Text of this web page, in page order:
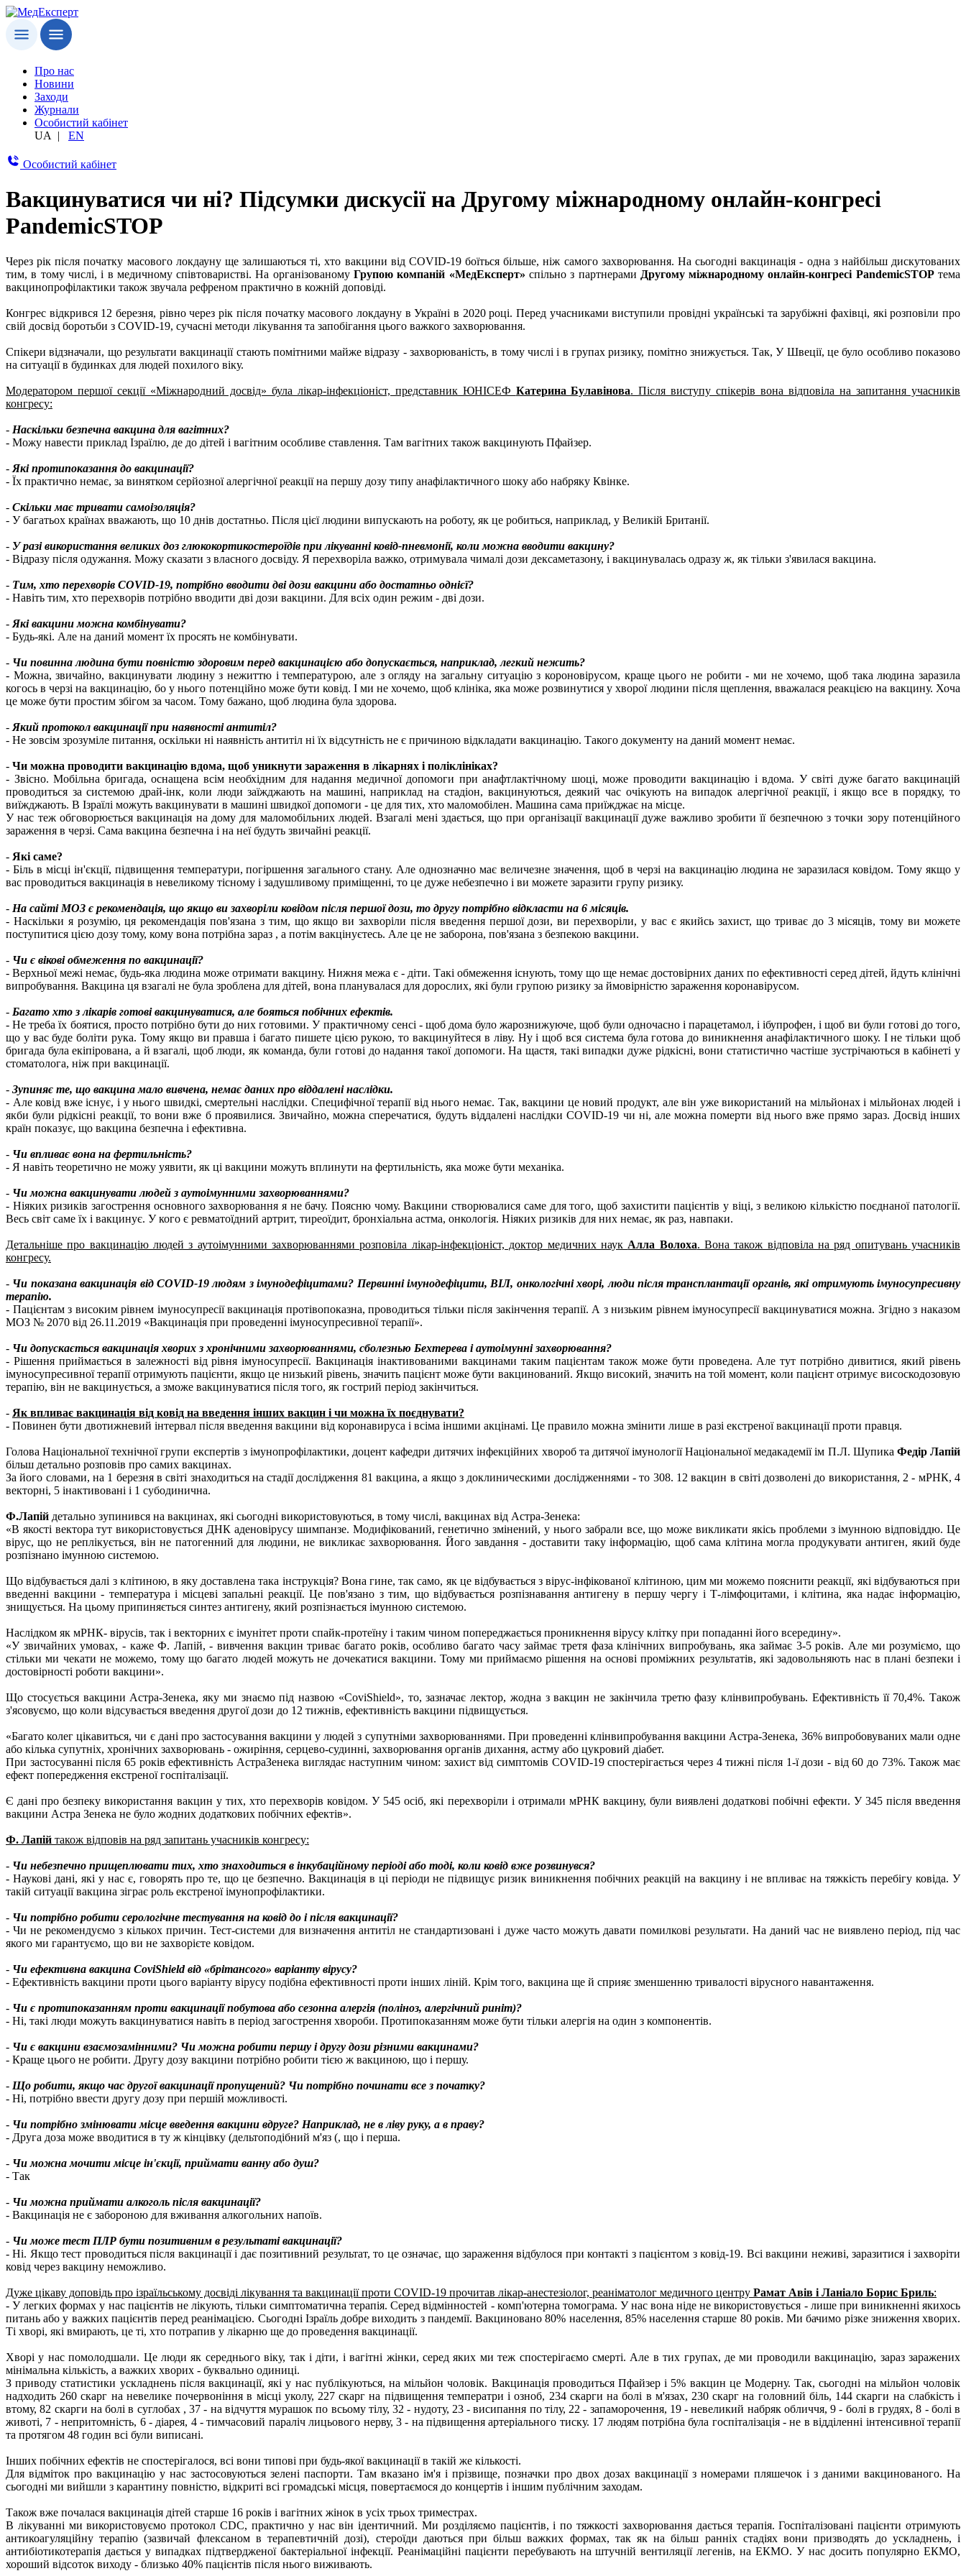
Про нас
Новини
Заходи
Журнали
Особистий кабінет
UA
| EN
Особистий кабінет
Вакцинуватися чи ні? Підсумки дискусії на Другому міжнародному онлайн-конгресі
PandemicSTOP
Через рік після початку масового локдауну ще залишаються ті, хто вакцини від COVID-19 боїться більше, ніж самого захворювання. На сьогодні вакцинація - одна з найбільш дискутованих
тим, в тому числі, і в медичному співтоваристві. На організованому Групою компаній «МедЕксперт» спільно з партнерами Другому міжнародному онлайн-конгресі PandemicSTOPтема
вакцинопрофілактики також звучала рефреном практично в кожній доповіді.
Конгрес відкрився 12 березня, рівно через рік після початку масового локдауну в Україні в 2020 році. Перед учасниками виступили провідні українські та зарубіжні фахівці, які розповіли про
свій досвід боротьби з COVID-19, сучасні методи лікування та запобігання цього важкого захворювання.
Спікери відзначали, що результати вакцинації стають помітними майже відразу - захворюваність, в тому числі і в групах ризику, помітно знижується. Так, У Швеції, це було особливо показово
на ситуації в будинках для людей похилого віку.
Модератором першої секції «Міжнародний досвід» була лікар-інфекціоніст, представник ЮНІСЕФ Катерина Булавінова. Після виступу спікерів вона відповіла на запитання учасників
конгресу:
- Наскільки безпечна вакцина для вагітних?
- Можу навести приклад Ізраїлю, де до дітей і вагітним особливе ставлення. Там вагітних також вакцинують Пфайзер.
- Які протипоказання до вакцинації?
- Їх практично немає, за винятком серйозної алергічної реакції на першу дозу типу анафілактичного шоку або набряку Квінке.
- Скільки має тривати самоізоляція?
- У багатьох країнах вважають, що 10 днів достатньо. Після цієї людини випускають на роботу, як це робиться, наприклад, у Великій Британії.
- У разі використання великих доз глюкокортикостероїдів при лікуванні ковід-пневмонії, коли можна вводити вакцину?
- Відразу після одужання. Можу сказати з власного досвіду. Я перехворіла важко, отримувала чималі дози дексаметазону, і вакцинувалась одразу ж, як тільки з'явилася вакцина.
- Тим, хто перехворів COVID-19, потрібно вводити дві дози вакцини або достатньо однієї?
- Навіть тим, хто перехворів потрібно вводити дві дози вакцини. Для всіх один режим - дві дози.
- Які вакцини можна комбінувати?
- Будь-які. Але на даний момент їх просять не комбінувати.
- Чи повинна людина бути повністю здоровим перед вакцинацією або допускається, наприклад, легкий нежить?
- Можна, звичайно, вакцинувати людину з нежиттю і температурою, але з огляду на загальну ситуацію з короновірусом, краще цього не робити - ми не хочемо, щоб така людина заразила
когось в черзі на вакцинацію, бо у нього потенційно може бути ковід. І ми не хочемо, щоб клініка, яка може розвинутися у хворої людини після щеплення, вважалася реакцією на вакцину. Хоча
це може бути простим збігом за часом. Тому бажано, щоб людина була здорова.
- Який протокол вакцинації при наявності антитіл?
- Не зовсім зрозуміле питання, оскільки ні наявність антитіл ні їх відсутність не є причиною відкладати вакцинацію. Такого документу на даний момент немає.
- Чи можна проводити вакцинацію вдома, щоб уникнути зараження в лікарнях і поліклініках?
- Звісно. Мобільна бригада, оснащена всім необхідним для надання медичної допомоги при анафтлактічному шоці, може проводити вакцинацію і вдома. У світі дуже багато вакцинацій
проводиться за системою драй-інк, коли люди заїжджають на машині, наприклад на стадіон, вакцинуються, деякий час очікують на випадок алергічної реакції, і якщо все в порядку, то
виїжджають. В Ізраїлі можуть вакцинувати в машині швидкої допомоги - це для тих, хто маломобілен. Машина сама приїжджає на місце.
У нас теж обговорюється вакцинація на дому для маломобільних людей. Взагалі мені здається, що при організації вакцинації дуже важливо зробити її безпечною з точки зору потенційного
зараження в черзі. Сама вакцина безпечна і на неї будуть звичайні реакції.
- Які саме?
- Біль в місці ін'єкції, підвищення температури, погіршення загального стану. Але однозначно має величезне значення, щоб в черзі на вакцинацію людина не заразилася ковідом. Тому якщо у
вас проводиться вакцинація в невеликому тісному і задушливому приміщенні, то це дуже небезпечно і ви можете заразити групу ризику.
- На сайті МОЗ є рекомендація, що якщо ви захворіли ковідом після першої дози, то другу потрібно відкласти на 6 місяців.
- Наскільки я розумію, ця рекомендація пов'язана з тим, що якщо ви захворіли після введення першої дози, ви перехворіли, у вас є якийсь захист, що триває до 3 місяців, тому ви можете
поступитися цією дозу тому, кому вона потрібна зараз , а потім вакцінуєтесь. Але це не заборона, пов'язана з безпекою вакцини.
- Чи є вікові обмеження по вакцинації?
- Верхньої межі немає, будь-яка людина може отримати вакцину. Нижня межа є - діти. Такі обмеження існують, тому що ще немає достовірних даних по ефективності серед дітей, йдуть клінічні
випробування. Вакцина ця взагалі не була зроблена для дітей, вона планувалася для дорослих, які були групою ризику за ймовірністю зараження коронавірусом.
- Багато хто з лікарів готові вакцинуватися, але бояться побічних ефектів.
- Не треба їх боятися, просто потрібно бути до них готовими. У практичному сенсі - щоб дома було жарознижуюче, щоб були одночасно і парацетамол, і ібупрофен, і щоб ви були готові до того,
що у вас буде боліти рука. Тому якщо ви правша і багато пишете цією рукою, то вакцинуйтеся в ліву. Ну і щоб вся система була готова до виникнення анафілактичного шоку. І не тільки щоб
бригада була екіпірована, а й взагалі, щоб люди, як команда, були готові до надання такої допомоги. На щастя, такі випадки дуже рідкісні, вони статистично частіше зустрічаються в кабінеті у
стоматолога, ніж при вакцинації.
- Зупиняє те, що вакцина мало вивчена, немає даних про віддалені наслідки.
- Але ковід вже існує, і у нього швидкі, смертельні наслідки. Специфічної терапії від нього немає. Так, вакцини це новий продукт, але він уже використаний на мільйонах і мільйонах людей і
якби були рідкісні реакції, то вони вже б проявилися. Звичайно, можна сперечатися, будуть віддалені наслідки COVID-19 чи ні, але можна померти від нього вже прямо зараз. Досвід інших
країн показує, що вакцина безпечна і ефективна.
- Чи впливає вона на фертильність?
- Я навіть теоретично не можу уявити, як ці вакцини можуть вплинути на фертильність, яка може бути механіка.
- Чи можна вакцинувати людей з аутоімунними захворюваннями?
- Ніяких ризиків загострення основного захворювання я не бачу. Поясню чому. Вакцини створювалися саме для того, щоб захистити пацієнтів у віці, з великою кількістю поєднаної патології.
Весь світ саме їх і вакцинує. У кого є ревматоїдний артрит, тиреоїдит, бронхіальна астма, онкологія. Ніяких ризиків для них немає, як раз, навпаки.
Детальніше про вакцинацію людей з аутоімунними захворюваннями розповіла лікар-інфекціоніст, доктор медичних наук Алла Волоха. Вона також відповіла на ряд опитувань учасників
конгресу.
- Чи показана вакцинація від COVID-19 людям з імунодефіцитами? Первинні імунодефіцити, ВІЛ, онкологічні хворі, люди після трансплантації органів, які отримують імуносупресивну
терапію.
- Пацієнтам з високим рівнем імуносупресії вакцинація протівопоказна, проводиться тільки після закінчення терапії. А з низьким рівнем імуносупресії вакцинуватися можна. Згідно з наказом
МОЗ № 2070 від 26.11.2019 «Вакцинація при проведенні імуносупресивної терапії».
- Чи допускається вакцинація хворих з хронічними захворюваннями, сболезнью Бехтерева і аутоімунні захворювання?
- Рішення приймається в залежності від рівня імуносупресії. Вакцинація інактивованими вакцинами таким пацієнтам також може бути проведена. Але тут потрібно дивитися, який рівень
імуносупресивної терапії отримують пацієнти, якщо це низький рівень, значить пацієнт може бути вакцинований. Якщо високий, значить на той момент, коли пацієнт отримує висоскодозовую
терапію, він не вакцинується, а зможе вакцинуватися після того, як гострий період закінчиться.
- Як впливає вакцинація від ковід на введення інших вакцин і чи можна їх поєднувати?
- Повинен бути двотижневий інтервал після введення вакцини від коронавируса і всіма іншими акцінамі. Це правило можна змінити лише в разі екстреної вакцинації проти правця.
Голова Національної технічної групи експертів з імунопрофілактики, доцент кафедри дитячих інфекційних хвороб та дитячої імунології Національної медакадемії ім П.Л. Шупика Федір Лапій
більш детально розповів про самих вакцинах.
За його словами, на 1 березня в світі знаходиться на стадії дослідження 81 вакцина, а якщо з доклиническими дослідженнями - то 308. 12 вакцин в світі дозволені до використання, 2 - мРНК, 4
векторні, 5 інактивовані і 1 субодинична.
Ф.Лапій детально зупинився на вакцинах, які сьогодні використовуються, в тому числі, вакцинах від Астра-Зенека:
«В якості вектора тут використовується ДНК аденовірусу шимпанзе. Модифікований, генетично змінений, у нього забрали все, що може викликати якісь проблеми з імунною відповіддю. Це
вірус, що не реплікується, він не патогенний для людини, не викликає захворювання. Його завдання - доставити таку інформацію, щоб сама клітина могла продукувати антиген, який буде
розпізнано імунною системою.
Що відбувається далі з клітиною, в яку доставлена ​​така інструкція? Вона гине, так само, як це відбувається з вірус-інфікованої клітиною, цим ми можемо пояснити реакції, які відбуваються при
введенні вакцини - температура і місцеві запальні реакції. Це пов'язано з тим, що відбувається розпізнавання антигену в першу чергу і Т-лімфоцитами, і клітина, яка надає інформацію,
знищується. На цьому припиняється синтез антигену, який розпізнається імунною системою.
Наслідком як мРНК- вірусів, так і векторних є імунітет проти спайк-протеїну і таким чином попереджається проникнення вірусу клітку при попаданні його всередину».
«У звичайних умовах, - каже Ф. Лапій, - вивчення вакцин триває багато років, особливо багато часу займає третя фаза клінічних випробувань, яка займає 3-5 років. Але ми розуміємо, що
стільки ми чекати не можемо, тому що багато людей можуть не дочекатися вакцини. Тому ми приймаємо рішення на основі проміжних результатів, які задовольняють нас в плані безпеки і
достовірності роботи вакцини».
Що стосується вакцини Астра-Зенека, яку ми знаємо під назвою «CoviShield», то, зазначає лектор, жодна з вакцин не закінчила третю фазу клінвипробувань. Ефективність її 70,4%. Також
з'ясовуємо, що коли відсувається введення другої дози до 12 тижнів, ефективність вакцини підвищується.
«Багато колег цікавиться, чи є дані про застосування вакцини у людей з супутніми захворюваннями. При проведенні клінвипробування вакцини Астра-Зенека, 36% випробовуваних мали одне
або кілька супутніх, хронічних захворювань - ожиріння, серцево-судинні, захворювання органів дихання, астму або цукровий діабет.
При застосуванні після 65 років ефективність АстраЗенека виглядає наступним чином: захист від симптомів COVID-19 спостерігається через 4 тижні після 1-ї дози - від 60 до 73%. Також має
ефект попередження екстреної госпіталізації.
Є дані про безпеку використання вакцин у тих, хто перехворів ковідом. У 545 осіб, які перехворіли і отримали мРНК вакцину, були виявлені додаткові побічні ефекти. У 345 після введення
вакцини Астра Зенека не було жодних додаткових побічних ефектів».
Ф. Лапій також відповів на ряд запитань учасників конгресу:
- Чи небезпечно прищеплювати тих, хто знаходиться в інкубаційному періоді або тоді, коли ковід вже розвинувся?
- Наукові дані, які у нас є, говорять про те, що це безпечно. Вакцинація в ці періоди не підвищує ризик виникнення побічних реакцій на вакцину і не впливає на тяжкість перебігу ковіда. У
такій ситуації вакцина зіграє роль екстреної імунопрофілактики.
- Чи потрібно робити серологічне тестування на ковід до і після вакцинації?
- Чи не рекомендуємо з кількох причин. Тест-системи для визначення антитіл не стандартизовані і дуже часто можуть давати помилкові результати. На даний час не виявлено період, під час
якого ми гарантуємо, що ви не захворієте ковідом.
- Чи ефективна вакцина CoviShield від «брітансого» варіанту вірусу?
- Ефективність вакцини проти цього варіанту вірусу подібна ефективності проти інших ліній. Крім того, вакцина ще й сприяє зменшенню тривалості вірусного навантаження.
- Чи є протипоказанням проти вакцинації побутова або сезонна алергія (поліноз, алергічний риніт)?
- Ні, такі люди можуть вакцинуватися навіть в період загострення хвороби. Протипоказанням може бути тільки алергія на один з компонентів.
- Чи є вакцини взаємозамінними? Чи можна робити першу і другу дози різними вакцинами?
- Краще цього не робити. Другу дозу вакцини потрібно робити тією ж вакциною, що і першу.
- Що робити, якщо час другої вакцинації пропущений? Чи потрібно починати все з початку?
- Ні, потрібно ввести другу дозу при першій можливості.
- Чи потрібно змінювати місце введення вакцини вдруге? Наприклад, не в ліву руку, а в праву?
- Друга доза може вводитися в ту ж кінцівку (дельтоподібний м'яз (, що і перша.
- Чи можна мочити місце ін'єкції, приймати ванну або душ?
- Так
- Чи можна приймати алкоголь після вакцинації?
- Вакцинація не є забороною для вживання алкогольних напоїв.
- Чи може тест ПЛР бути позитивним в результаті вакцинації?
- Ні. Якщо тест проводиться після вакцинації і дає позитивний результат, то це означає, що зараження відбулося при контакті з пацієнтом з ковід-19. Всі вакцини неживі, заразитися і захворіти
ковід через вакцину неможливо.
Дуже цікаву доповідь про ізраїльському досвіді лікування та вакцинації проти COVID-19 прочитав лікар-анестезіолог, реаніматолог медичного центру Рамат Авів і Ланіало Борис Бриль:
- У легких формах у нас пацієнтів не лікують, тільки симптоматична терапія. Серед відмінностей - комп'ютерна томограма. У нас вона ніде не використовується - лише при виникненні якихось
питань або у важких пацієнтів перед реанімацією. Сьогодні Ізраїль добре виходить з пандемії. Вакциновано 80% населення, 85% населення старше 80 років. Ми бачимо різке зниження хворих.
Ті хворі, які вмирають, це ті, хто потрапив у лікарню ще до проведення вакцинації.
Хворі у нас помолодшали. Це люди як середнього віку, так і діти, і вагітні жінки, серед яких ми теж спостерігаємо смерті. Але в тих групах, де ми проводили вакцинацію, зараз заражених
мінімальна кількість, а важких хворих - буквально одиниці.
З приводу статистики ускладнень після вакцинації, які у нас публікуються, на мільйон чоловік. Вакцинація проводиться Пфайзер і 5% вакцин це Модерну. Так, сьогодні на мільйон чоловік
надходить 260 скарг на невелике почервоніння в місці уколу, 227 скарг на підвищення температри і озноб, 234 скарги на болі в м'язах, 230 скарг на головний біль, 144 скарги на слабкість і
втому, 82 скарги на болі в суглобах , 37 - на відчуття мурашок по всьому тілу, 32 - нудоту, 23 - висипання по тілу, 22 - запаморочення, 19 - невеликий набряк обличчя, 9 - болі в грудях, 8 - болі в
животі, 7 - непритомність, 6 - діарея, 4 - тимчасовий параліч лицьового нерву, 3 - на підвищення артеріального тиску. 17 людям потрібна була госпіталізація - не в відділенні інтенсивної терапії
та протягом 48 годин всі були виписані.
Інших побічних ефектів не спостерігалося, всі вони типові при будь-якої вакцинації в такій же кількості.
Для відміток про вакцинацію у нас застосовуються зелені паспорти. Там вказано ім'я і прізвище, позначки про двох дозах вакцинації з номерами пляшечок і з даними вакцинованого. На
сьогодні ми вийшли з карантину повністю, відкриті всі громадські місця, повертаємося до концертів і іншим публічним заходам.
Також вже почалася вакцинація дітей старше 16 років і вагітних жінок в усіх трьох триместрах.
В лікуванні ми використовуємо протокол CDC, практично у нас він ідентичний. Ми розділяємо пацієнтів, і по тяжкості захворювання дається терапія. Госпіталізовані пацієнти отримують
антикоагуляційну терапію (зазвичай флексаном в терапевтичній дозі), стероїди даються при більш важких формах, так як на більш ранніх стадіях вони призводять до ускладнень, і
антибіотикотерапія дається у випадках підтвердженої бактеріальної інфекції. Реанімаційні пацієнти перебувають на штучній вентиляції легенів, на ЕКМО. У нас досить популярно ЕКМО,
хороший відсоток виходу - близько 40% пацієнтів після нього виживають.